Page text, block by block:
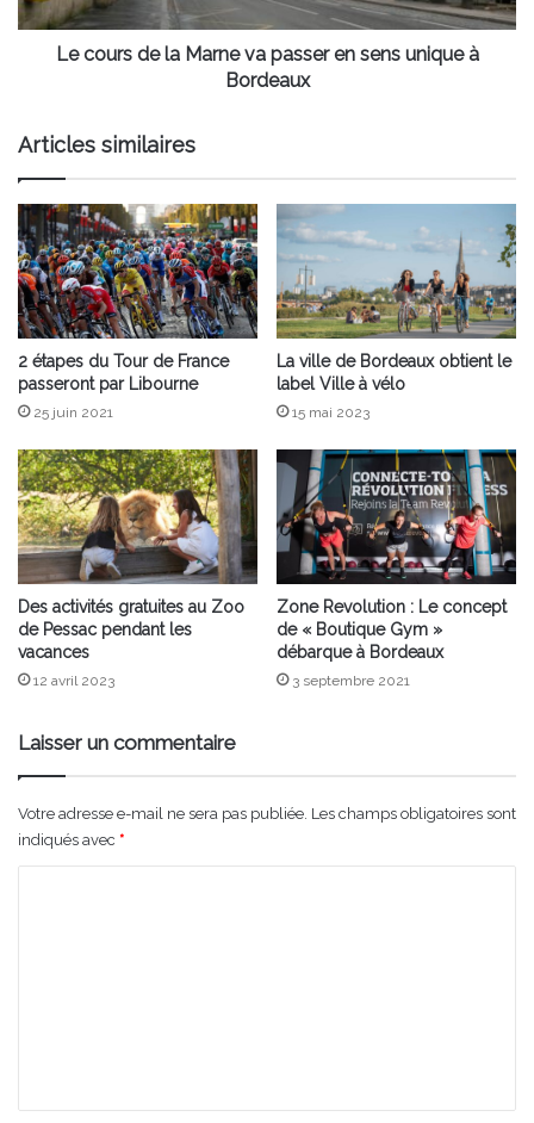
sens
uniqueLe cours de la Marne va passer en sens unique à
Bordeaux
Articles similaires
2 étapes du Tour de France
passeront par Libourne
25 juin 2021
La ville de Bordeaux obtient le
label Ville à vélo
15 mai 2023
Des activités gratuites au Zoo
de Pessac pendant les
vacances
12 avril 2023
Zone Revolution : Le concept
de « Boutique Gym »
débarque à Bordeaux
3 septembre 2021
Laisser un commentaire
Votre adresse e-mail ne sera pas publiée. Les champs obligatoires sont
indiqués avec *